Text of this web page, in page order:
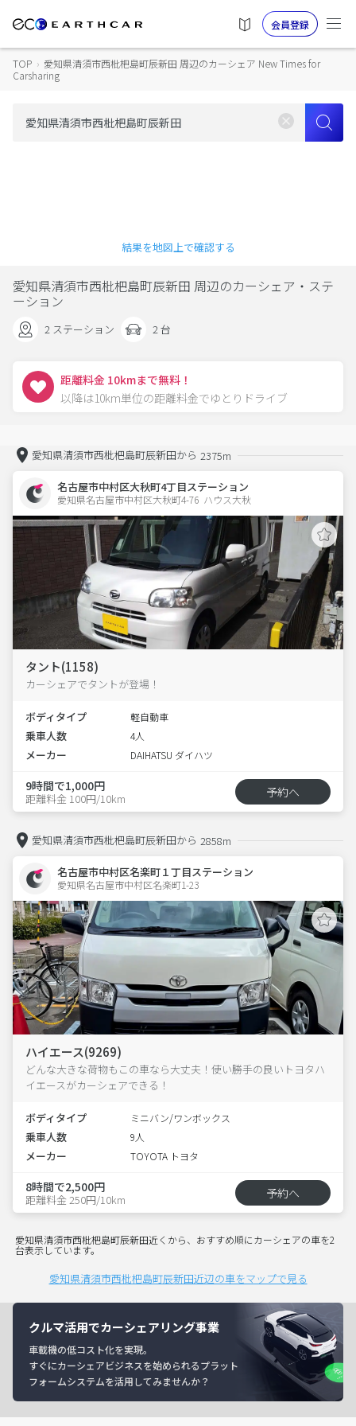
会員登録
TOP › 愛知県清須市西枇杷島町辰新田 周辺のカーシェア New Times for
Carsharing
結果を地図上で確認する
愛知県清須市西枇杷島町辰新田 周辺のカーシェア・ステ
ーション
2 ステーション 2 台
距離料金 10kmまで無料！
以降は10km単位の距離料金でゆとりドライブ
愛知県清須市西枇杷島町辰新田から 2375m
名古屋市中村区大秋町4丁目ステーション
愛知県名古屋市中村区大秋町4-76  ハウス大秋
タント(1158)
カーシェアでタントが登場！
ボディタイプ 軽自動車
乗車人数 4人
メーカー DAIHATSU ダイハツ
9時間で1,000円
距離料金 100円/10km 予約へ
愛知県清須市西枇杷島町辰新田から 2858m
名古屋市中村区名楽町１丁目ステーション
愛知県名古屋市中村区名楽町1-23
ハイエース(9269)
どんな大きな荷物もこの車なら大丈夫！使い勝手の良いトヨタハ
イエースがカーシェアできる！
ボディタイプ ミニバン/ワンボックス
乗車人数 9人
メーカー TOYOTA トヨタ
8時間で2,500円
距離料金 250円/10km 予約へ
愛知県清須市西枇杷島町辰新田近くから、おすすめ順にカーシェアの車を2
台表示しています。
愛知県清須市西枇杷島町辰新田近辺の車をマップで見る
クルマ活用でカーシェアリング事業
車載機の低コスト化を実現。
すぐにカーシェアビジネスを始められるプラット
フォームシステムを活用してみませんか？